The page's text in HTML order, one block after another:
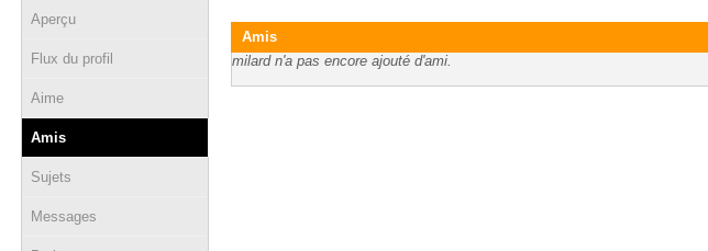
Aperçu
Flux du profil
Aime
Amis
Sujets
Messages
Amis
milard n'a pas encore ajouté d'ami.